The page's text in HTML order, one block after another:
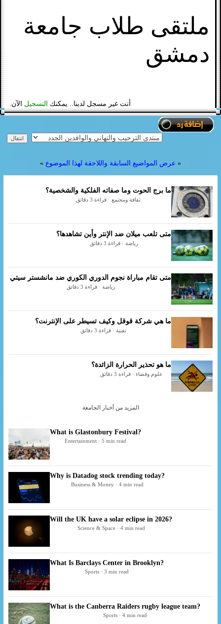
ملتقى طلاب جامعة
دمشق
أنت غير مسجل لدينا.. يمكنك التسجيل الآن.
« عرض المواضيع السابقة واللاحقة لهذا الموضوع »
ما برج الحوت وما صفاته الفلكية والشخصية؟
ثقافة ومجتمع · قراءة 3 دقائق
متى تلعب ميلان ضد الإنتر وأين تشاهدها؟
رياضة · قراءة 3 دقائق
متى تقام مباراة نجوم الدوري الكوري ضد مانشستر سيتي
رياضة · قراءة 3 دقائق
ما هي شركة قوقل وكيف تسيطر على الإنترنت؟
تقنية · قراءة 3 دقائق
ما هو تحذير الحرارة الزائدة؟
علوم وفضاء · قراءة 3 دقائق
المزيد من أخبار الجامعة
What is Glastonbury Festival?
Entertainment · 5 min read
Why is Datadog stock trending today?
Business & Money · 4 min read
Will the UK have a solar eclipse in 2026?
Science & Space · 4 min read
What Is Barclays Center in Brooklyn?
Sports · 3 min read
What is the Canberra Raiders rugby league team?
Sports · 4 min read